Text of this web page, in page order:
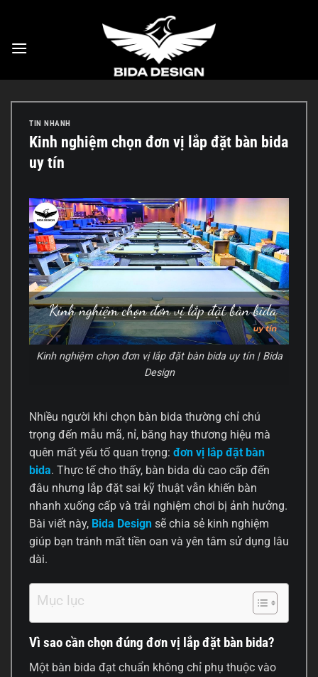
nội
TIN NHANH
Kinh nghiệm chọn đơn vị lắp đặt bàn bida
uy tín
Kinh nghiệm chọn đơn vị lắp đặt bàn bida uy tín | Bida
Design
Nhiều người khi chọn bàn bida thường chỉ chú
trọng đến mẫu mã, nỉ, băng hay thương hiệu mà
quên mất yếu tố quan trọng: đơn vị lắp đặt bàn
bida. Thực tế cho thấy, bàn bida dù cao cấp đến
đâu nhưng lắp đặt sai kỹ thuật vẫn khiến bàn
nhanh xuống cấp và trải nghiệm chơi bị ảnh hưởng.
Bài viết này, Bida Design sẽ chia sẻ kinh nghiệm
giúp bạn tránh mất tiền oan và yên tâm sử dụng lâu
dài.
Mục lục
Vì sao cần chọn đúng đơn vị lắp đặt bàn bida?
Một bàn bida đạt chuẩn không chỉ phụ thuộc vào